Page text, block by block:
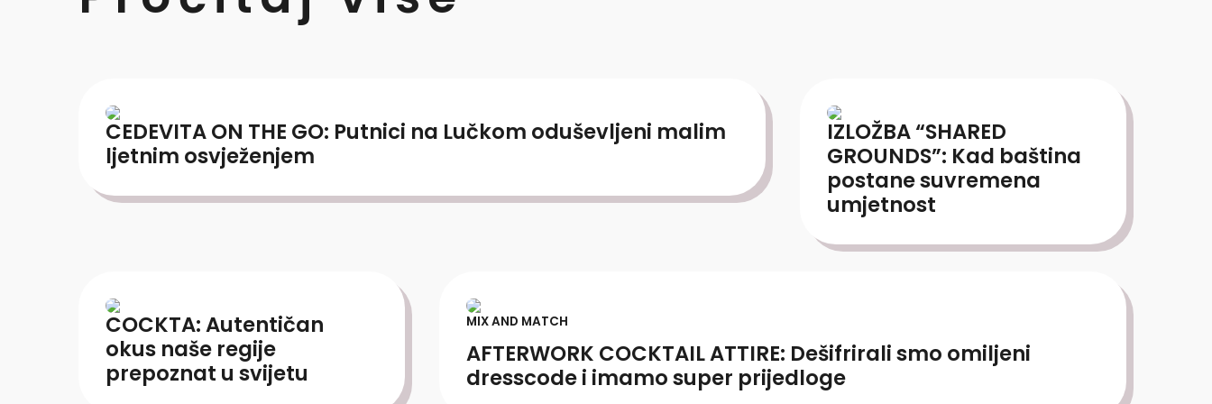
CEDEVITA ON THE GO: Putnici na Lučkom oduševljeni malim
ljetnim osvježenjem
IZLOŽBA “SHARED
GROUNDS”: Kad baština
postane suvremena
umjetnost
COCKTA: Autentičan
okus naše regije
prepoznat u svijetu
MIX AND MATCH
AFTERWORK COCKTAIL ATTIRE: Dešifrirali smo omiljeni
dresscode i imamo super prijedloge